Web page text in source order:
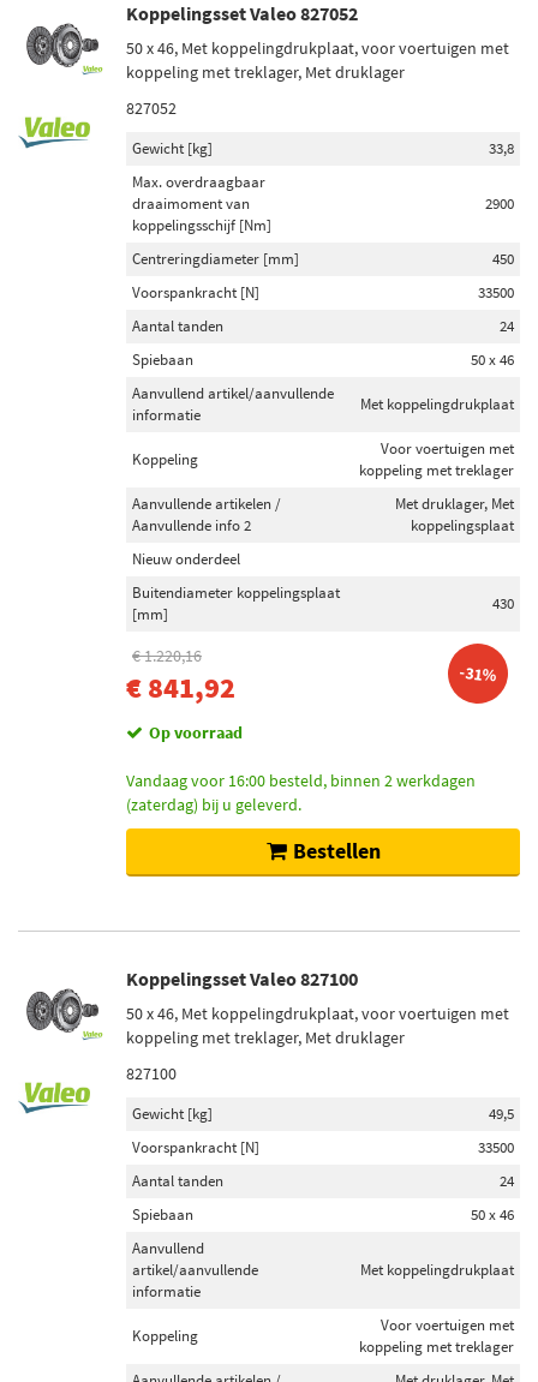
Koppelingsset Valeo 827052
50 x 46, Met koppelingdrukplaat, voor voertuigen met
koppeling met treklager, Met druklager
827052
Gewicht [kg]
33,8
Max. overdraagbaar
draaimoment van
koppelingsschijf [Nm]
2900
Centreringdiameter [mm]
450
Voorspankracht [N]
33500
Aantal tanden
24
Spiebaan
50 x 46
Aanvullend artikel/aanvullende
informatie
Met koppelingdrukplaat
Koppeling
Voor voertuigen met
koppeling met treklager
Aanvullende artikelen /
Aanvullende info 2
Met druklager, Met
koppelingsplaat
Nieuw onderdeel
Buitendiameter koppelingsplaat
[mm]
430
€ 1.220,16
€ 841,92 -31%
Op voorraad
Vandaag voor 16:00 besteld, binnen 2 werkdagen
(zaterdag) bij u geleverd.
Bestellen
Koppelingsset Valeo 827100
50 x 46, Met koppelingdrukplaat, voor voertuigen met
koppeling met treklager, Met druklager
827100
Gewicht [kg]
49,5
Voorspankracht [N]
33500
Aantal tanden
24
Spiebaan
50 x 46
Aanvullend
artikel/aanvullende
informatie
Met koppelingdrukplaat
Koppeling
Voor voertuigen met
koppeling met treklager